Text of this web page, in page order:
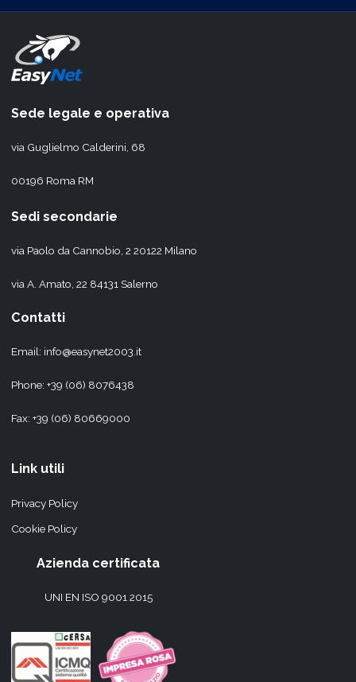
Sede legale e operativa
via Guglielmo Calderini, 68
00196 Roma RM
Sedi secondarie
via Paolo da Cannobio, 2 20122 Milano
via A. Amato, 22 84131 Salerno
Contatti
Email: info@easynet2003.it
Phone: +39 (06) 8076438
Fax: +39 (06) 80669000
Link utili
Privacy Policy
Cookie Policy
Azienda certificata
UNI EN ISO 9001 2015